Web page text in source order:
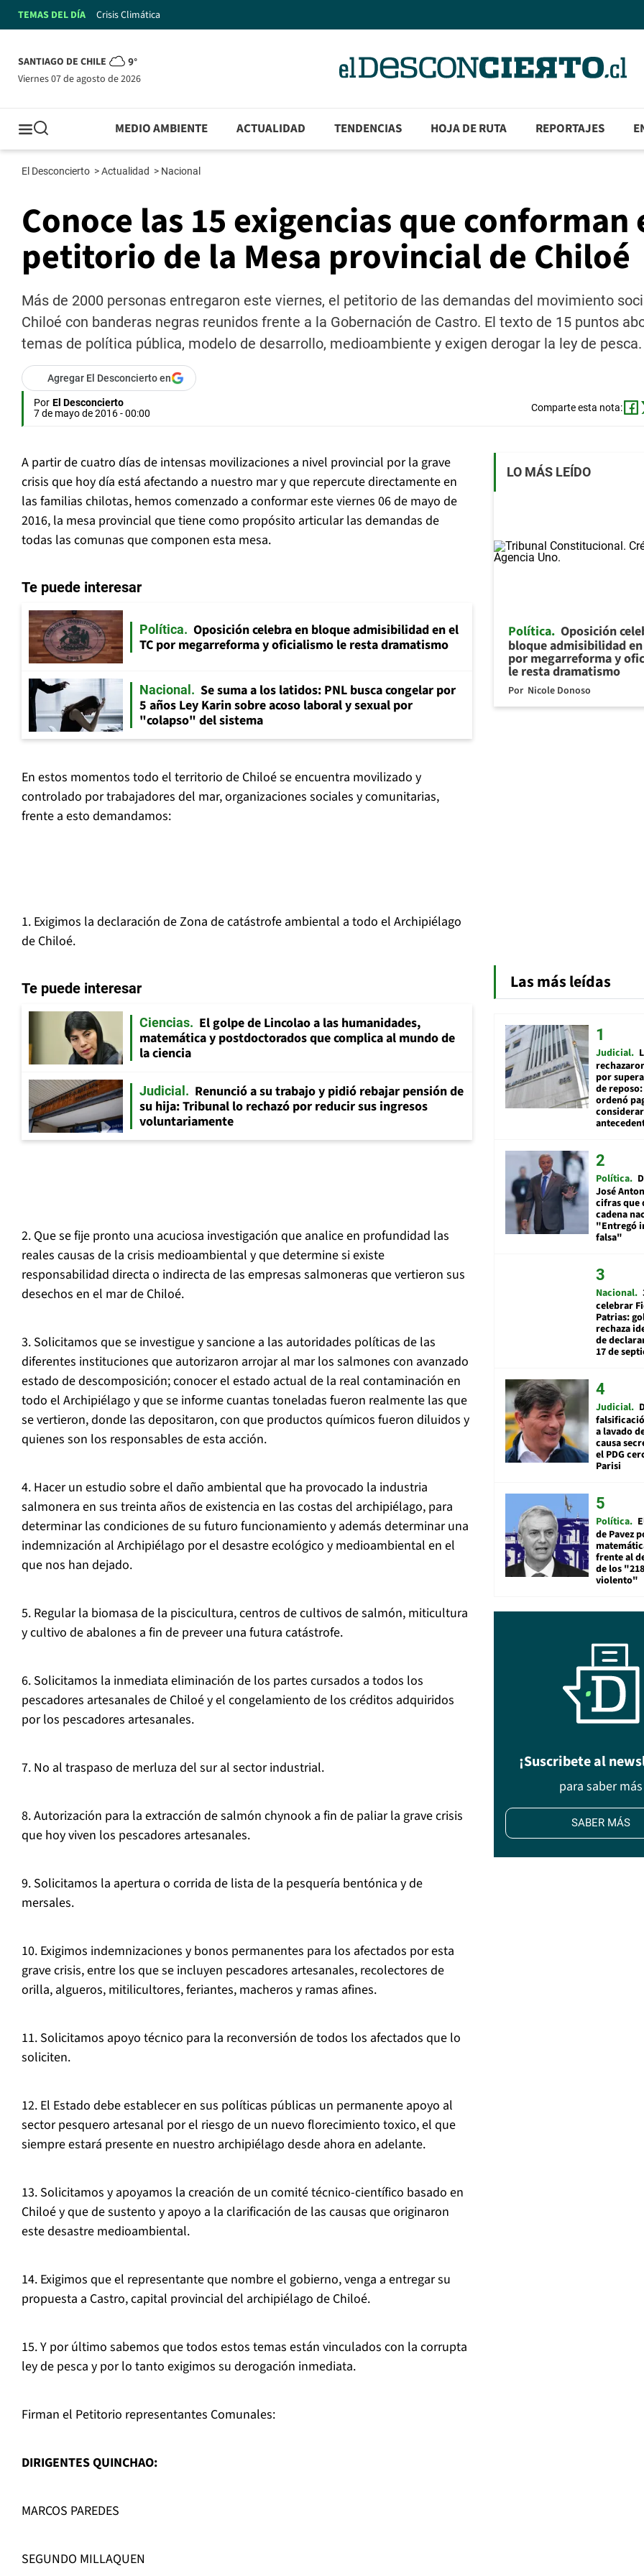
TEMAS DEL DÍA Crisis Climática
SANTIAGO DE CHILE 9°
viernes 07 de agosto de 2026
MEDIO AMBIENTE ACTUALIDAD TENDENCIAS HOJA DE RUTA REPORTAJES
El Desconcierto >Actualidad > Nacional
Conoce las 15 exigencias que conforman
petitorio de la Mesa provincial de Chiloé
Más de 2000 personas entregaron este viernes, el petitorio de las demandas del movimiento
Chiloé con banderas negras reunidos frente a la Gobernación de Castro. El texto de 15 puntos
temas de política pública, modelo de desarrollo, medioambiente y exigen derogar la ley de pesca.
Agregar El Desconcierto en
Por El Desconcierto
7 de mayo de 2016 - 00:00
Comparte esta nota:
A partir de cuatro días de intensas movilizaciones a nivel provincial por la grave
crisis que hoy día está afectando a nuestro mar y que repercute directamente en
las familias chilotas, hemos comenzado a conformar este viernes 06 de mayo de
2016, la mesa provincial que tiene como propósito articular las demandas de
todas las comunas que componen esta mesa.
Te puede interesar
Política
Oposición celebra en bloque admisibilidad en el
TC por megarreforma y oficialismo le resta dramatismo
Nacional
Se suma a los latidos: PNL busca congelar por
5 años Ley Karin sobre acoso laboral y sexual por
"colapso" del sistema
En estos momentos todo el territorio de Chiloé se encuentra movilizado y
controlado por trabajadores del mar, organizaciones sociales y comunitarias,
frente a esto demandamos:
1. Exigimos la declaración de Zona de catástrofe ambiental a todo el Archipiélago
de Chiloé.
Te puede interesar
Ciencias
El golpe de Lincolao a las humanidades,
matemática y postdoctorados que complica al mundo de
la ciencia
Judicial
Renunció a su trabajo y pidió rebajar pensión de
su hija: Tribunal lo rechazó por reducir sus ingresos
voluntariamente
2. Que se fije pronto una acuciosa investigación que analice en profundidad las
reales causas de la crisis medioambiental y que determine si existe
responsabilidad directa o indirecta de las empresas salmoneras que vertieron sus
desechos en el mar de Chiloé.
3. Solicitamos que se investigue y sancione a las autoridades políticas de las
diferentes instituciones que autorizaron arrojar al mar los salmones con avanzado
estado de descomposición; conocer el estado actual de la real contaminación en
todo el Archipiélago y que se informe cuantas toneladas fueron realmente las que
se vertieron, donde las depositaron, con que productos químicos fueron diluidos y
quienes son los responsables de esta acción.
4. Hacer un estudio sobre el daño ambiental que ha provocado la industria
salmonera en sus treinta años de existencia en las costas del archipiélago, para
determinar las condiciones de su futuro funcionamiento y además determinar una
indemnización al Archipiélago por el desastre ecológico y medioambiental en el
que nos han dejado.
5. Regular la biomasa de la piscicultura, centros de cultivos de salmón, miticultura
y cultivo de abalones a fin de preveer una futura catástrofe.
6. Solicitamos la inmediata eliminación de los partes cursados a todos los
pescadores artesanales de Chiloé y el congelamiento de los créditos adquiridos
por los pescadores artesanales.
7. No al traspaso de merluza del sur al sector industrial.
8. Autorización para la extracción de salmón chynook a fin de paliar la grave crisis
que hoy viven los pescadores artesanales.
9. Solicitamos la apertura o corrida de lista de la pesquería bentónica y de
mersales.
10. Exigimos indemnizaciones y bonos permanentes para los afectados por esta
grave crisis, entre los que se incluyen pescadores artesanales, recolectores de
orilla, algueros, mitilicultores, feriantes, macheros y ramas afines.
11. Solicitamos apoyo técnico para la reconversión de todos los afectados que lo
soliciten.
12. El Estado debe establecer en sus políticas públicas un permanente apoyo al
sector pesquero artesanal por el riesgo de un nuevo florecimiento toxico, el que
siempre estará presente en nuestro archipiélago desde ahora en adelante.
13. Solicitamos y apoyamos la creación de un comité técnico-científico basado en
Chiloé y que de sustento y apoyo a la clarificación de las causas que originaron
este desastre medioambiental.
14. Exigimos que el representante que nombre el gobierno, venga a entregar su
propuesta a Castro, capital provincial del archipiélago de Chiloé.
15. Y por último sabemos que todos estos temas están vinculados con la corrupta
ley de pesca y por lo tanto exigimos su derogación inmediata.
Firman el Petitorio representantes Comunales:
DIRIGENTES QUINCHAO:
MARCOS PAREDES
SEGUNDO MILLAQUEN
LO MÁS LEÍDO
Política Oposición
bloque admisibilidad en
por megarreforma y
le resta dramatismo
Por Nicole Donoso
Las más leídas
Judicial
por
de
ordenó
Política
José
cifras que
cadena
"Entregó
falsa"
Nacional
celebrar
Patrias:
rechaza
de
17 de
Judicial
a lavado
causa
el PDG
Parisi
Política
de Pavez
frente al
de los
violento"
¡Suscribete al
para saber más
SABER MÁS